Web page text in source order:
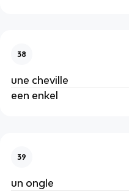
38
une cheville
een enkel
39
un ongle